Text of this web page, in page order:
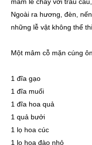
Ngoài ra hương, đèn,
những lễ vật không thể
Một mâm cỗ mặn cúng
1 đĩa gạo
1 đĩa muối
1 đĩa hoa quả
1 quả bưởi
1 lọ hoa cúc
1 lọ hoa đào nhỏ